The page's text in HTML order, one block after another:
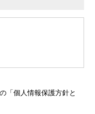
「個人情報保護方針と